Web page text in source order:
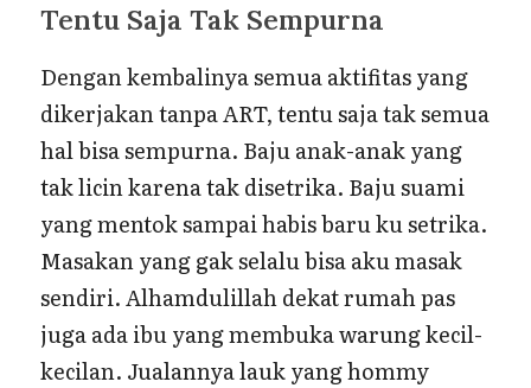
Tentu Saja Tak Sempurna
Dengan kembalinya semua aktifitas yang
dikerjakan tanpa ART, tentu saja tak semua
hal bisa sempurna. Baju anak-anak yang
tak licin karena tak disetrika. Baju suami
yang mentok sampai habis baru ku setrika.
Masakan yang gak selalu bisa aku masak
sendiri. Alhamdulillah dekat rumah pas
juga ada ibu yang membuka warung kecil-
kecilan. Jualannya lauk yang hommy